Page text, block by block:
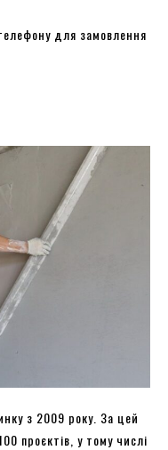
для замовлення
з 2009 року. За цей
проєктів, у тому числі